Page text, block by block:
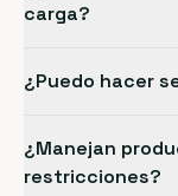
carga?
¿Puedo hacer
¿Manejan
restricciones?